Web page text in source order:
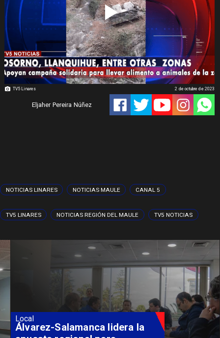
TV5 Linares
Eljaher Pereira Núñez
2 de octubre de 2023
NOTICIAS LINARES NOTICIAS MAULE CANAL 5
TV5 LINARES NOTICIAS REGIÓN DEL MAULE TV5 NOTICIAS
Local
Álvarez-Salamanca lidera la